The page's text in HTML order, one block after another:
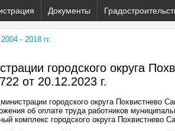
Документы
- 2018 гг.
городского округа
от 20.12.2023 г.
городского округа Похвистнево
об оплате труда работников
комплекс городского округа Похвистнево